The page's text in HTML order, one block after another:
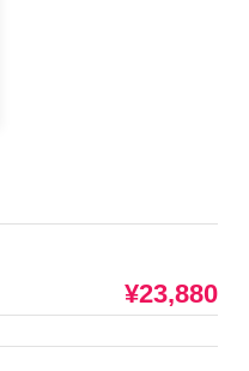
¥23,880